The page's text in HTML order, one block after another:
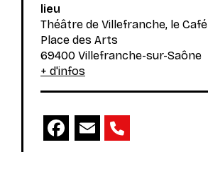
lieu
Théâtre de Villefranche, le Café
Place des Arts
69400 Villefranche-sur-Saône
+ d'infos